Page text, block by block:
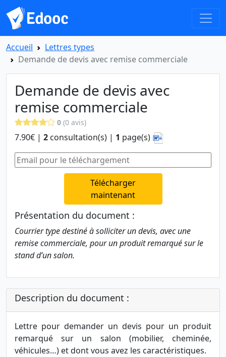
Accueil
Lettres types
Demande de devis avec remise commerciale
Demande de devis avec
remise commerciale
0 (0 avis)
7.90€ | 2 consultation(s) | 1 page(s)
Télécharger
maintenant
Présentation du document :
Courrier type destiné à solliciter un devis, avec une
remise commerciale, pour un produit remarqué sur le
stand d’un salon.
Description du document :
Lettre pour demander un devis pour un produit
remarqué sur un salon (mobilier, cheminée,
véhicules…) et dont vous avez les caractéristiques.